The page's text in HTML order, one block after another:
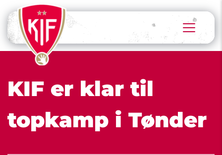
KIF er klar til
topkamp i Tønder